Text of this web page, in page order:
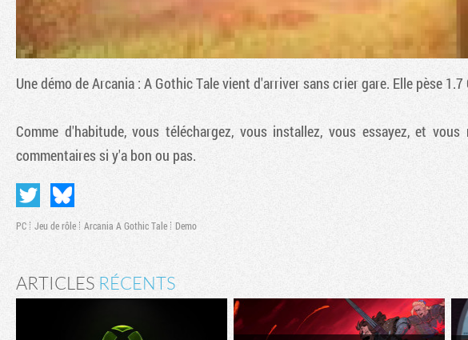
Une démo deArcania : A Gothic Talevient d'arriver sans crier gare. Elle pèse 1.7
Comme d'habitude, vous téléchargez, vous installez, vous essayez, et
commentaires si y'a bon ou pas.
PC Jeu de rôle Arcania A Gothic Tale Demo
ARTICLES RÉCENTS